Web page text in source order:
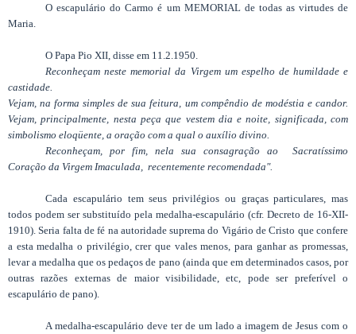
O escapulário do Carmo é um MEMORIAL de todas as virtudes de
Maria.
O Papa Pio XII, disse em 11.2.1950.
Reconheçam neste memorial da Virgem um espelho de humildade e
castidade.
Vejam, na forma simples de sua feitura, um compêndio de modéstia e candor.
Vejam, principalmente, nesta peça que vestem dia e noite, significada, com
simbolismo eloqüente, a oração com a qual o auxílio divino.
Reconheçam, por fim, nela sua consagração ao Sacratíssimo
Coração da Virgem Imaculada, recentemente recomendada".
Cada escapulário tem seus privilégios ou graças particulares, mas
todos podem ser substituído pela medalha-escapulário (cfr. Decreto de 16-XII-
1910). Seria falta de fé na autoridade suprema do Vigário de Cristo que confere
a esta medalha o privilégio, crer que vales menos, para ganhar as promessas,
levar a medalha que os pedaços de pano (ainda que em determinados casos, por
outras razões externas de maior visibilidade, etc, pode ser preferível o
escapulário de pano).
A medalha-escapulário deve ter de um lado a imagem de Jesus com o